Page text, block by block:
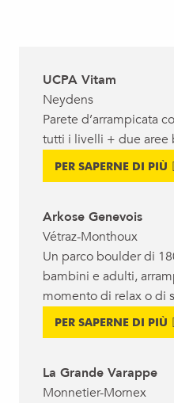
UCPA Vitam
Neydens
Parete d’arrampicata
tutti i livelli + due aree
PER SAPERNE DI PIÙ
Arkose Genevois
Vétraz-Monthoux
Un parco boulder di
bambini e adulti,
momento di relax o di
PER SAPERNE DI PIÙ
La Grande Varappe
Monnetier-Mornex